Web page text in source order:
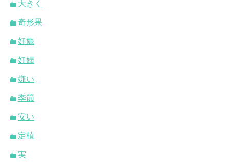
大きく
奇形果
妊娠
妊婦
嫌い
季節
安い
定植
実